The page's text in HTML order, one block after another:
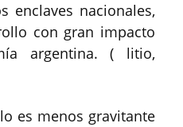
enclaves nacionales,
con gran impacto
argentina. ( litio,
es menos gravitante